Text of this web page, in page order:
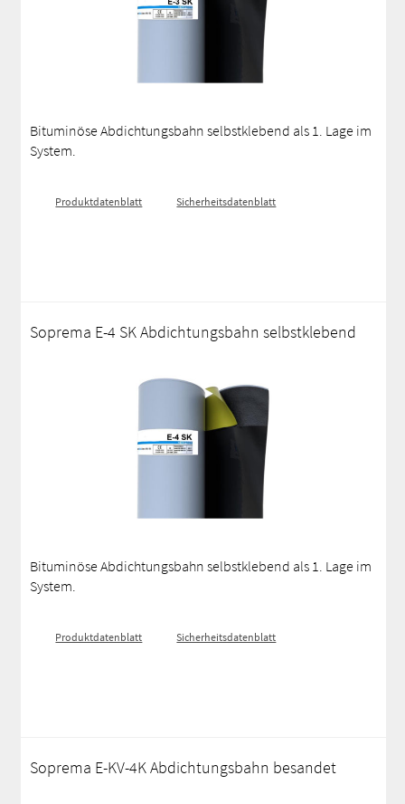
Bituminöse Abdichtungsbahn selbstklebend als 1. Lage im
System.
Produktdatenblatt Sicherheitsdatenblatt
Soprema E-4 SK Abdichtungsbahn selbstklebend
Bituminöse Abdichtungsbahn selbstklebend als 1. Lage im
System.
Produktdatenblatt Sicherheitsdatenblatt
Soprema E-KV-4K Abdichtungsbahn besandet